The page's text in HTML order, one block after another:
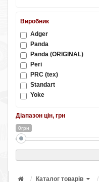
Виробник
Adger
Panda
Panda (ORIGINAL)
Peri
PRC (tex)
Standart
Yoke
Діапазон цін, грн
0грн
Каталог товарів